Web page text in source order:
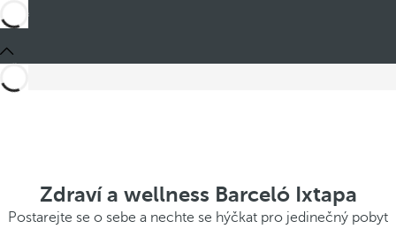
Zdraví a wellness Barceló Ixtapa
Postarejte se o sebe a nechte se hýčkat pro jedinečný pobyt